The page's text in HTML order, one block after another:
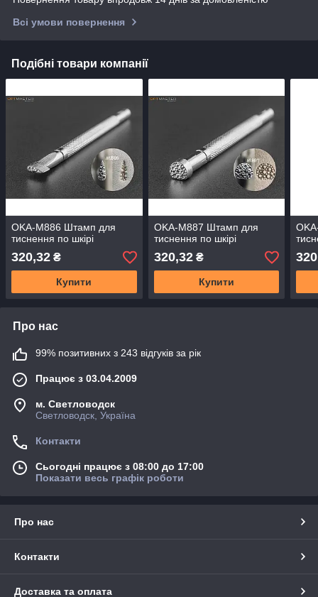
Всі умови повернення
Подібні товари компанії
OKA-M886 Штамп для
тиснення по шкірі
320,32 ₴
Купити
OKA-M887 Штамп для
тиснення по шкірі
320,32₴
Купити
Про нас
99% позитивних з 243 відгуків за рік
Працює з 03.04.2009
м. Светловодск
Светловодск, Україна
Контакти
Сьогодні працює з 08:00 до 17:00
Показати весь графік роботи
Про нас
Контакти
Доставка та оплата